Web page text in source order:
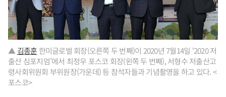
▲ 김종훈 한미글로벌 회장(오른쪽 두 번째)이 2020년 7월14일 ‘2020 저
출산 심포지엄’에서 최정우 포스코 회장(왼쪽 두 번째), 서형수 저출산고
령사회위원회 부위원장(가운데) 등 참석자들과 기념촬영을 하고 있다. <
포스코>